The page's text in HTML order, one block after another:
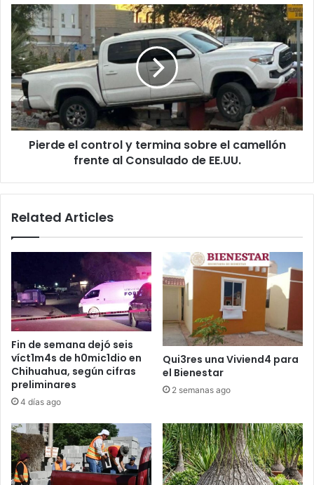
Pierde
el
control
y
termina
sobre
el
camellón
frente
Pierde el control y termina sobre el camellón
frente al Consulado de EE.UU.
Related Articles
Fin de semana dejó seis
víct1m4s de h0mic1dio en
Chihuahua, según cifras
preliminares
4 días ago
Qui3res una Viviend4 para
el Bienestar
2 semanas ago